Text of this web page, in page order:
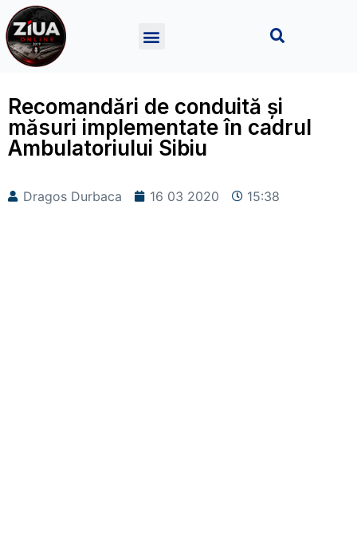
Recomandări de conduită și
măsuri implementate în cadrul
Ambulatoriului Sibiu
Dragos Durbaca 16 03 2020 15:38